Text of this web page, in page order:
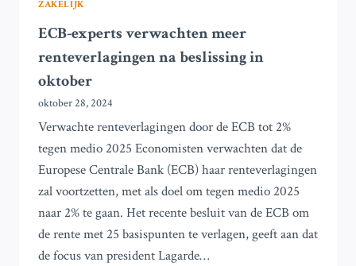
ZAKELIJK
ECB-experts verwachten meer
renteverlagingen na beslissing in
oktober
oktober 28, 2024
Verwachte renteverlagingen door de ECB tot 2%
tegen medio 2025 Economisten verwachten dat de
Europese Centrale Bank (ECB) haar renteverlagingen
zal voortzetten, met als doel om tegen medio 2025
naar 2% te gaan. Het recente besluit van de ECB om
de rente met 25 basispunten te verlagen, geeft aan dat
de focus van president Lagarde…